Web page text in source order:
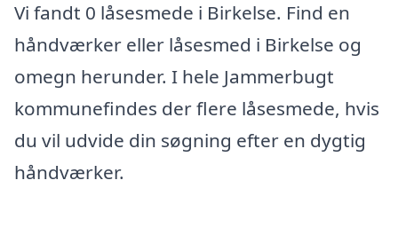
Vi fandt 0 låsesmede i Birkelse. Find en
håndværker eller låsesmed i Birkelse og
omegn herunder. I hele Jammerbugt
kommunefindes der flere låsesmede, hvis
du vil udvide din søgning efter en dygtig
håndværker.